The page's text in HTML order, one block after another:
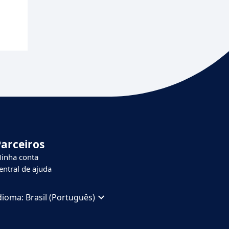
conta
de ajuda
Brasil (Português)